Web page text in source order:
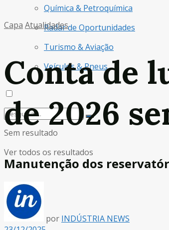
Química & Petroquímica
Radar de Oportunidades
Turismo & Aviação
Veículos & Pneus
Sem resultado
Ver todos os resultados
Capa Atualidades
Conta de
de 2026
Manutenção dos
por INDÚSTRIA NEWS